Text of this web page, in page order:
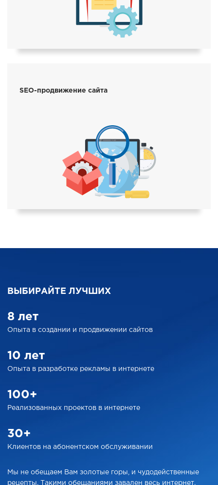
SEO-продвижение сайта
ВЫБИРАЙТЕ ЛУЧШИХ
8 лет
Опыта в создании и продвижении сайтов
10 лет
Опыта в разработке рекламы в интернете
100+
Реализованных проектов в интернете
30+
Клиентов на абонентском обслуживании
Мы не обещаем Вам золотые горы, и чудодейственные
рецепты. Такими обещаниями завален весь интернет.